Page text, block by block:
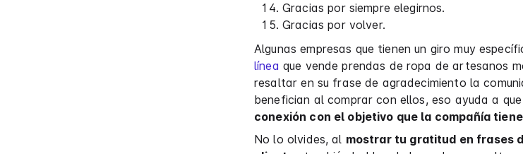
Gracias por siempre elegirnos.
Gracias por volver.
Algunas empresas que tienen un giro muy
línea que vende prendas de ropa de artesanos
resaltar en su frase de agradecimiento la
benefician al comprar con ellos, eso ayuda a
conexión con el objetivo que la compañía tiene
No lo olvides, al mostrar tu gratitud en frases